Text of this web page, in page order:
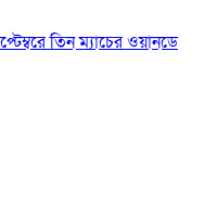
তিন ম্যাচের ওয়ানডে